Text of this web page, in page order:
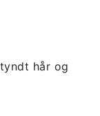
hår og